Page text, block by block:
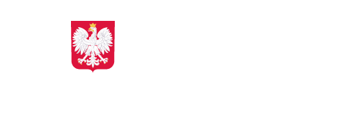
Biuletyn
Informacji
Publicznej